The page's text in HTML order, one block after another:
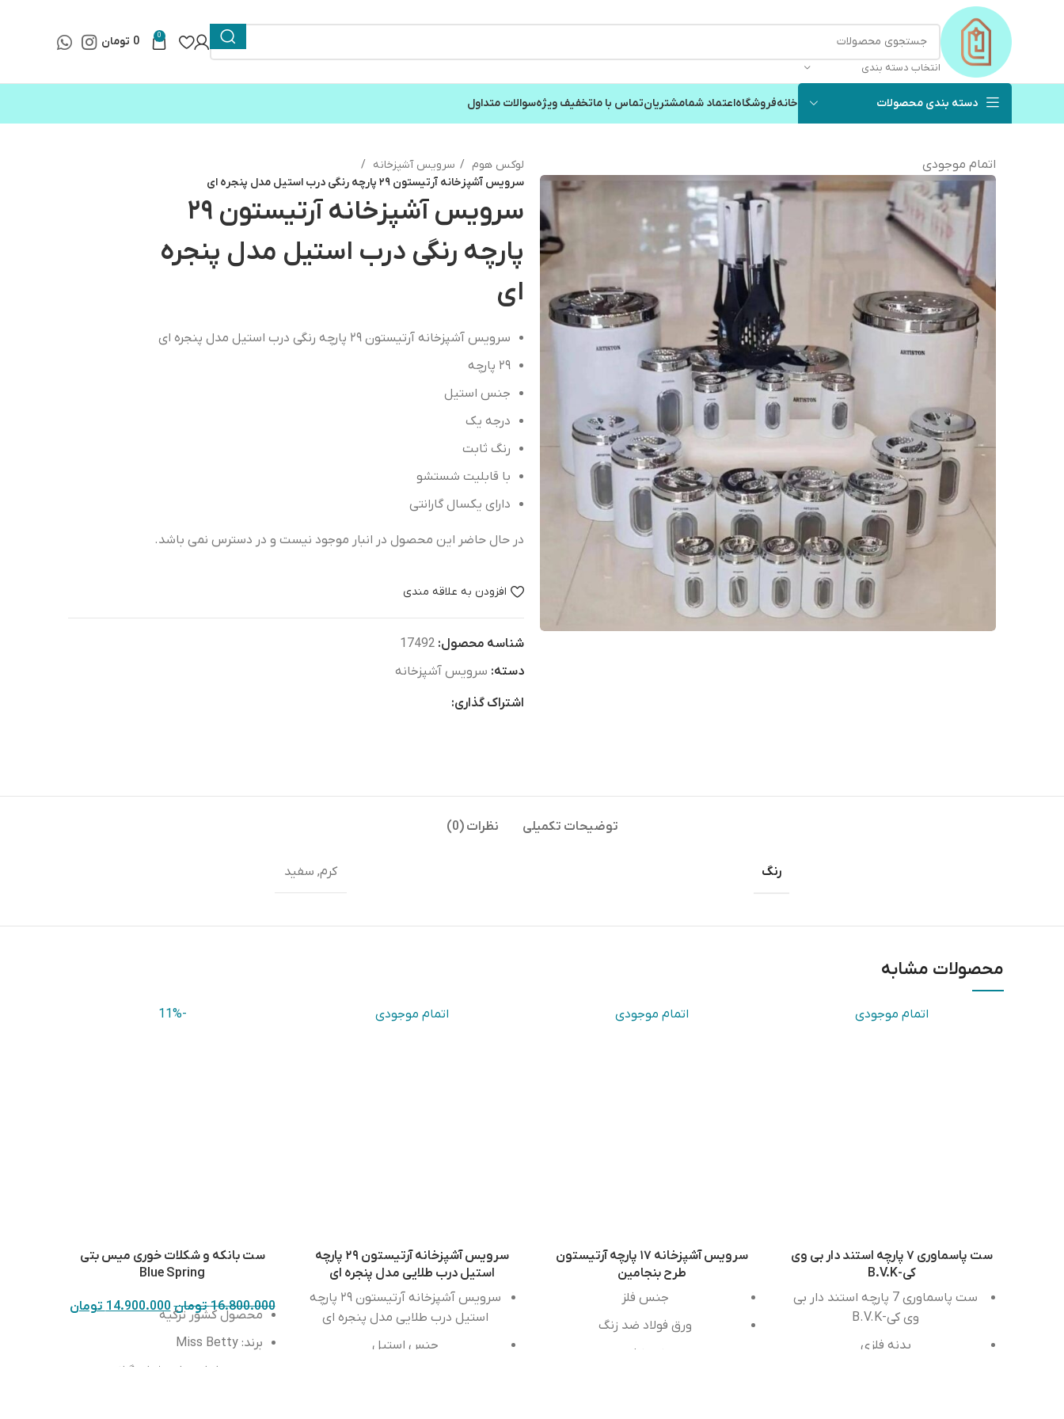
انتخاب دسته بندی
0
0 تومان
دسته بندی محصولات خانهفروشگاهاعتماد شمامشتریانتماس با ماتخفیف ویژهسوالات متداول
اتمام موجودی لوکس هوم
سرویس آشپزخانه
سرویس آشپزخانه آرتیستون ۲۹ پارچه رنگی درب استیل مدل پنجره ای
سرویس آشپزخانه آرتیستون ۲۹
پارچه رنگی درب استیل مدل پنجره
ای
سرویس آشپزخانه آرتیستون ۲۹ پارچه رنگی درب استیل مدل پنجره ای
۲۹ پارچه
جنس استیل
درجه یک
رنگ ثابت
با قابلیت شستشو
دارای یکسال گارانتی
در حال حاضر این محصول در انبار موجود نیست و در دسترس نمی باشد.
افزودن به علاقه مندی
شناسه محصول: 17492
دسته: سرویس آشپزخانه
اشتراک گذاری:
توضیحات تکمیلی نظرات (0)
رنگ کرم, سفید
محصولات مشابه
اتمام موجودی
ست پاسماوری ۷ پارچه استند دار بی وی
کی-B.V.K
ست پاسماوری 7 پارچه استند دار بی
وی کی-B.V.K
بدنه فلزی
اتمام موجودی
سرویس آشپزخانه ۱۷ پارچه آرتیستون
طرح بنجامین
جنس فلز
ورق فولاد ضد زنگ
ضدخش
اتمام موجودی
سرویس آشپزخانه آرتیستون ۲۹ پارچه
استیل درب طلایی مدل پنجره ای
سرویس آشپزخانه آرتیستون ۲۹ پارچه
استیل درب طلایی مدل پنجره ای
جنس استیل
-11%
ست بانکه و شکلات خوری میس بتی
Blue Spring
16.800.000تومان 14.900.000تومان
محصول کشور ترکیه
برند: Miss Betty
جنس: لعابی با پوشش گرانیتی سه